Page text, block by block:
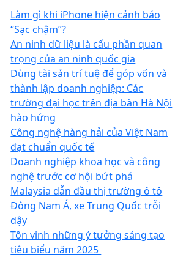
Làm gì khi iPhone hiện cảnh báo
“Sạc chậm”?
An ninh dữ liệu là cấu phần quan
trọng của an ninh quốc gia
Dùng tài sản trí tuệ để góp vốn và
thành lập doanh nghiệp: Các
trường đại học trên địa bàn Hà Nội
hào hứng
Công nghệ hàng hải của Việt Nam
đạt chuẩn quốc tế
Doanh nghiệp khoa học và công
nghệ trước cơ hội bứt phá
Malaysia dẫn đầu thị trường ô tô
Đông Nam Á, xe Trung Quốc trỗi
dậy
Tôn vinh những ý tưởng sáng tạo
tiêu biểu năm 2025